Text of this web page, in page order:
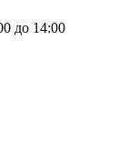
до 14:00